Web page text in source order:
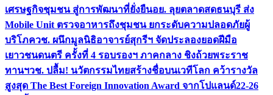
เศรษฐกิจชุมชน สู่การพัฒนาที่ยั่งยืนอย. ลุยตลาดสดธนบุรี ส่ง
Mobile Unit ตรวจอาหารถึงชุมชน ยกระดับความปลอดภัยผู้
บริโภควช. ผนึกมูลนิธิอาจารย์สุกรีฯ จัดประลองยอดฝีมือ
เยาวชนดนตรี ครั้งที่ 4 รอบรองฯ ภาคกลาง ชิงถ้วยพระราช
ทานฯวช. ปลื้ม! นวัตกรรมไทยสร้างชื่อบนเวทีโลก คว้ารางวัล
สูงสุด The Best Foreign Innovation Award จากโปแลนด์22-26